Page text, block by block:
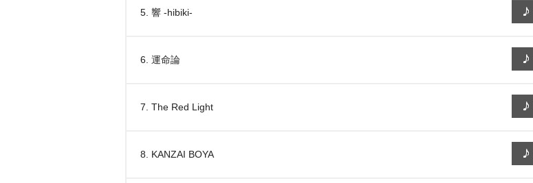
5. 響 -hibiki-
6. 運命論
7. The Red Light
8. KANZAI BOYA